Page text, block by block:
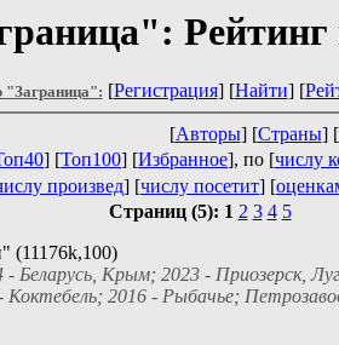
Рейтинг
"Заграница": [Регистрация] [Найти] [
[Авторы] [Страны] [
] [Топ100] [Избранное], по [числу
произвед] [числу посетит] [
Страниц (5): 1 2 3 4 5
(11176k,100)
Крым; 2023 - Приозерск,
2016 - Рыбачье;